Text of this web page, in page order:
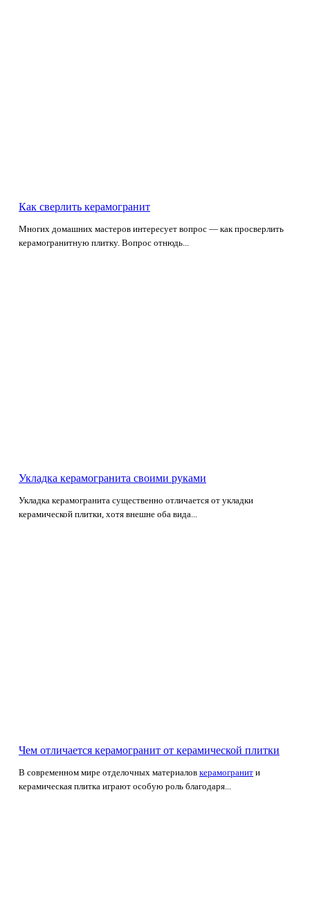
Как сверлить керамогранит
Многих домашних мастеров интересует вопрос — как просверлить
керамогранитную плитку. Вопрос отнюдь...
Укладка керамогранита своими руками
Укладка керамогранита существенно отличается от укладки
керамической плитки, хотя внешне оба вида...
Чем отличается керамогранит от керамической плитки
В современном мире отделочных материалов керамогранит и
керамическая плитка играют особую роль благодаря...